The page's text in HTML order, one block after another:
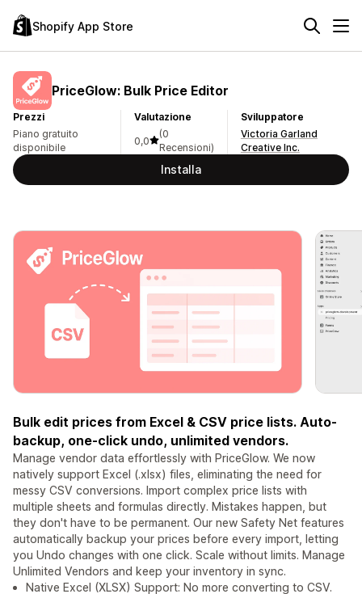
Shopify App Store
PriceGlow: Bulk Price Editor
Prezzi
Piano gratuito
disponibile
Valutazione
0,0
(0
Recensioni)
Sviluppatore
Victoria Garland
Creative Inc.
Installa
Bulk edit prices from Excel & CSV price lists. Auto-
backup, one-click undo, unlimited vendors.
Manage vendor data effortlessly with PriceGlow. We now
natively support Excel (.xlsx) files, eliminating the need for
messy CSV conversions. Import complex price lists with
multiple sheets and formulas directly. Mistakes happen, but
they don't have to be permanent. Our new Safety Net features
automatically backup your prices before every import, letting
you Undo changes with one click. Scale without limits. Manage
Unlimited Vendors and keep your inventory in sync.
Native Excel (XLSX) Support: No more converting to CSV.